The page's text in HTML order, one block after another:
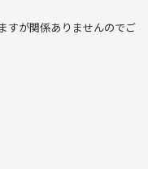
すが関係ありませんのでご